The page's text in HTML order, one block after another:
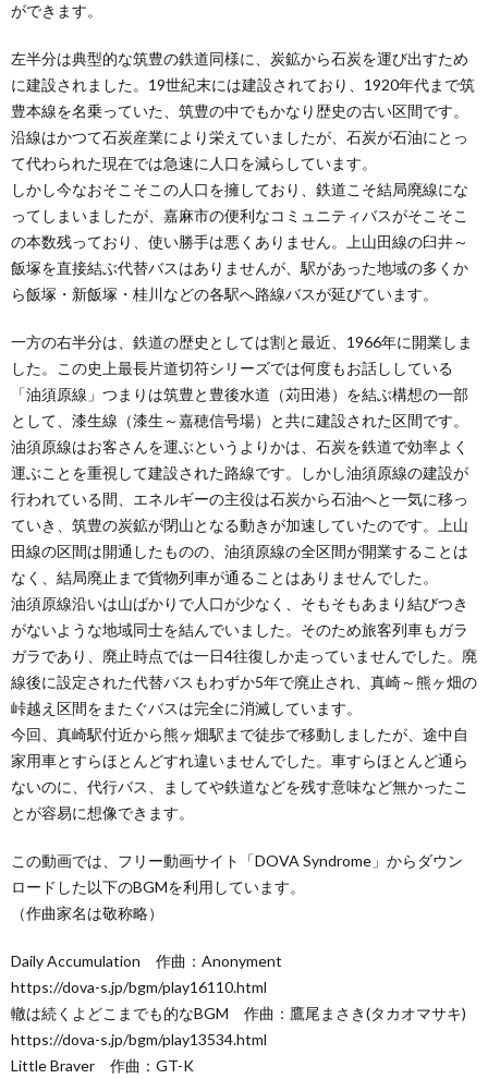
ができます。
左半分は典型的な筑豊の鉄道同様に、炭鉱から石炭を運び出すため
に建設されました。19世紀末には建設されており、1920年代まで筑
豊本線を名乗っていた、筑豊の中でもかなり歴史の古い区間です。
沿線はかつて石炭産業により栄えていましたが、石炭が石油にとっ
て代わられた現在では急速に人口を減らしています。
しかし今なおそこそこの人口を擁しており、鉄道こそ結局廃線にな
ってしまいましたが、嘉麻市の便利なコミュニティバスがそこそこ
の本数残っており、使い勝手は悪くありません。上山田線の臼井～
飯塚を直接結ぶ代替バスはありませんが、駅があった地域の多くか
ら飯塚・新飯塚・桂川などの各駅へ路線バスが延びています。
一方の右半分は、鉄道の歴史としては割と最近、1966年に開業しま
した。この史上最長片道切符シリーズでは何度もお話ししている
「油須原線」つまりは筑豊と豊後水道（苅田港）を結ぶ構想の一部
として、漆生線（漆生～嘉穂信号場）と共に建設された区間です。
油須原線はお客さんを運ぶというよりかは、石炭を鉄道で効率よく
運ぶことを重視して建設された路線です。しかし油須原線の建設が
行われている間、エネルギーの主役は石炭から石油へと一気に移っ
ていき、筑豊の炭鉱が閉山となる動きが加速していたのです。上山
田線の区間は開通したものの、油須原線の全区間が開業することは
なく、結局廃止まで貨物列車が通ることはありませんでした。
油須原線沿いは山ばかりで人口が少なく、そもそもあまり結びつき
がないような地域同士を結んでいました。そのため旅客列車もガラ
ガラであり、廃止時点では一日4往復しか走っていませんでした。廃
線後に設定された代替バスもわずか5年で廃止され、真崎～熊ヶ畑の
峠越え区間をまたぐバスは完全に消滅しています。
今回、真崎駅付近から熊ヶ畑駅まで徒歩で移動しましたが、途中自
家用車とすらほとんどすれ違いませんでした。車すらほとんど通ら
ないのに、代行バス、ましてや鉄道などを残す意味など無かったこ
とが容易に想像できます。
この動画では、フリー動画サイト「DOVA Syndrome」からダウン
ロードした以下のBGMを利用しています。
（作曲家名は敬称略）
Daily Accumulation 作曲：Anonyment
https://dova-s.jp/bgm/play16110.html
轍は続くよどこまでも的なBGM 作曲：鷹尾まさき(タカオマサキ)
https://dova-s.jp/bgm/play13534.html
Little Braver 作曲：GT-K